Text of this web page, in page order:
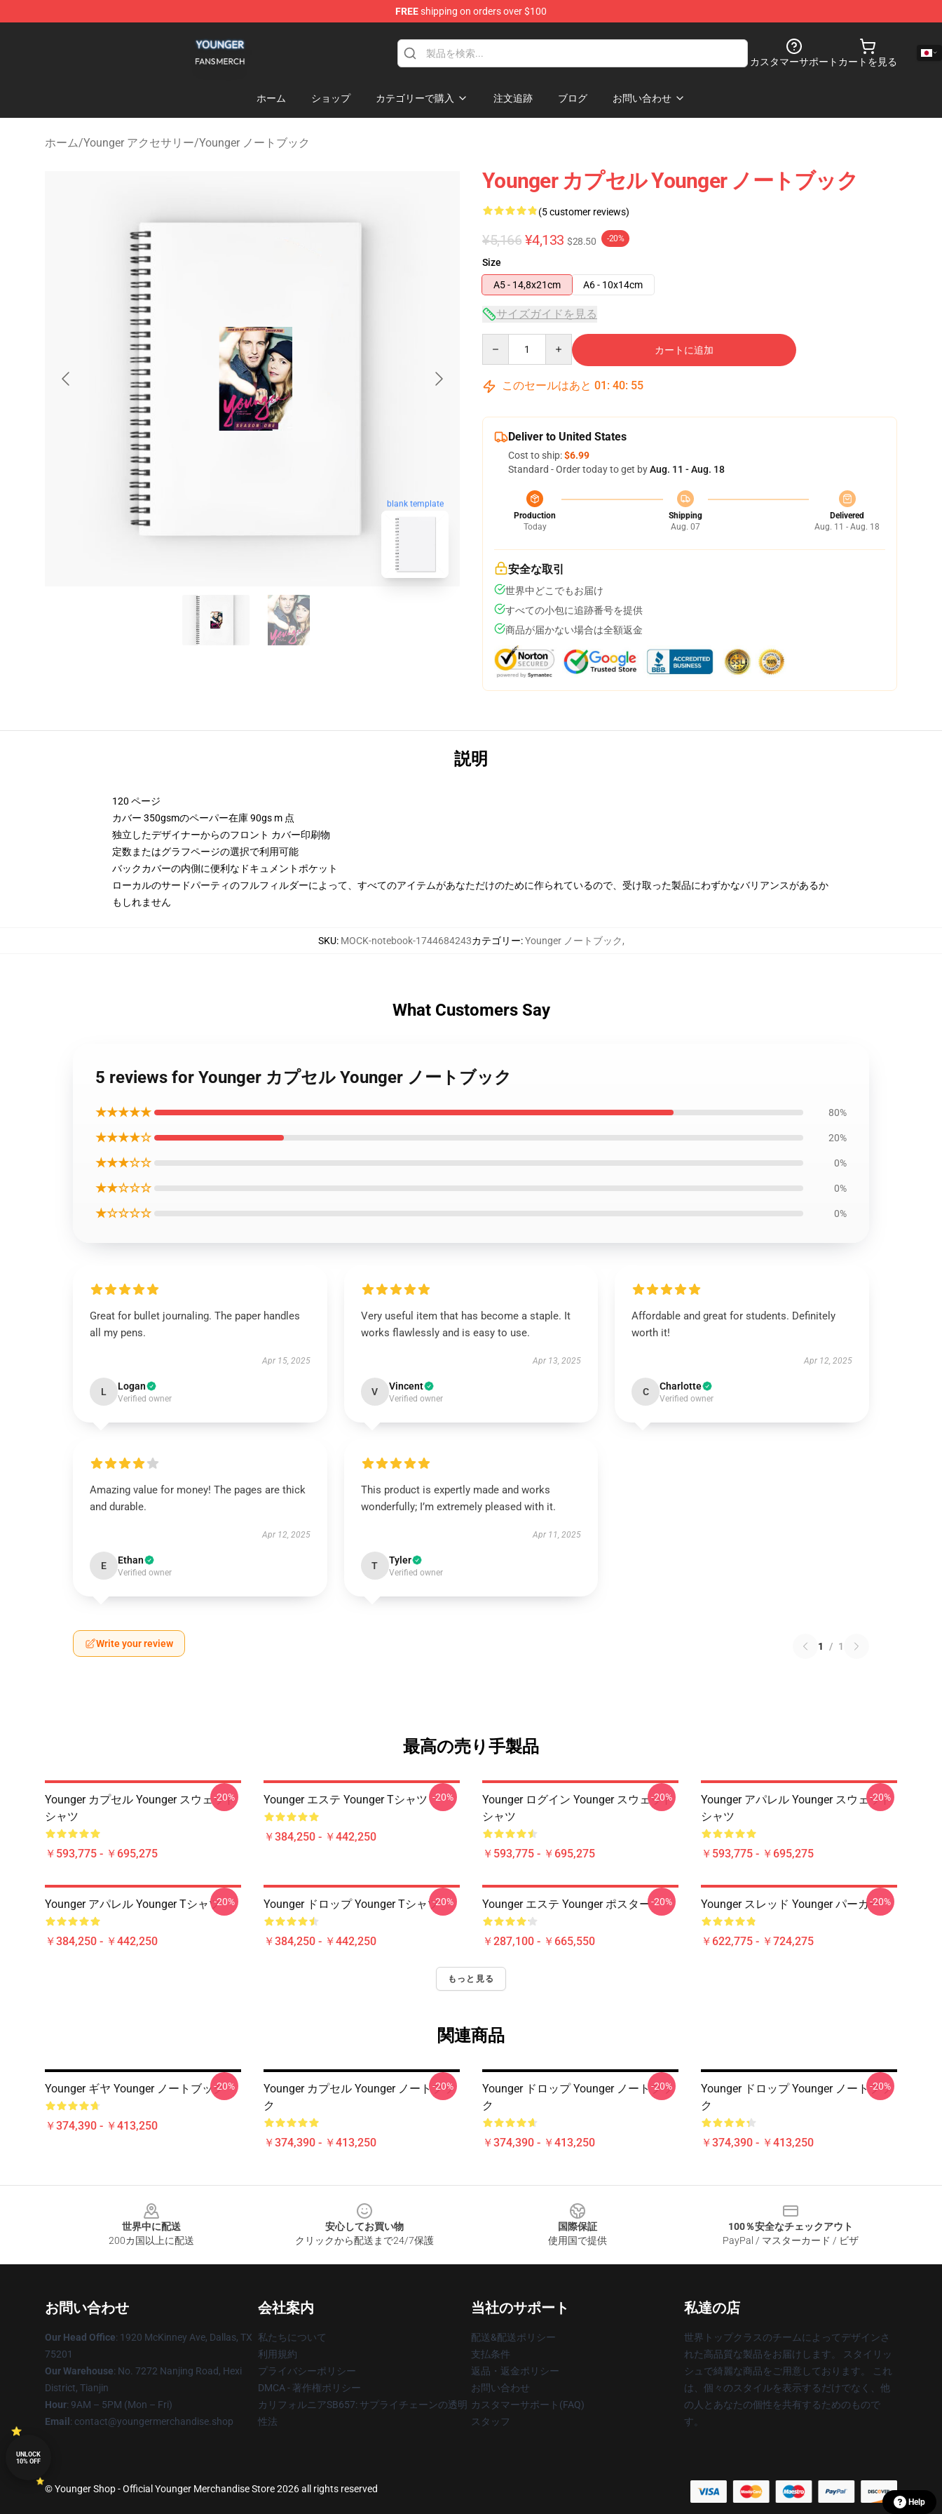
FREEshipping on orders over $100
カスタマーサポート カートを見る
ホーム ショップ カテゴリーで購入 注文追跡 ブログ お問い合わせ
ホーム/Younger アクセサリー/Younger ノートブック
blank template
Younger カプセル Younger ノートブック
(5 customer reviews)
¥5,166 ¥4,133 $28.50 -20%
Size
A5 - 14,8x21cm
A6 - 10x14cm
サイズガイドを見る
カートに追加
このセールはあと 01 : 40: 54
Deliver to United States
Cost to ship:$6.99
Standard - Order today to get byAug. 11 - Aug. 18
Production
Today
Shipping
Aug. 07
Delivered
Aug. 11 - Aug. 18
安全な取引
世界中どこでもお届け
すべての小包に追跡番号を提供
商品が届かない場合は全額返金
説明
120 ページ
カバー 350gsmのペーパー在庫 90gs m 点
独立したデザイナーからのフロント カバー印刷物
定数またはグラフページの選択で利用可能
バックカバーの内側に便利なドキュメントポケット
ローカルのサードパーティのフルフィルダーによって、すべてのアイテムがあなただけのために作られているので、受け取った製品にわずかなバリアンスがあるか
もしれません
SKU: MOCK-notebook-1744684243カテゴリー:Younger ノートブック,
What Customers Say
5 reviews for Younger カプセル Younger ノートブック
★★★★★ 80%
★★★★☆ 20%
★★★☆☆ 0%
★★☆☆☆ 0%
★☆☆☆☆ 0%
Great for bullet journaling. The paper handles
all my pens.
Apr 15, 2025
L Logan
Verified owner
Very useful item that has become a staple. It
works flawlessly and is easy to use.
Apr 13, 2025
V Vincent
Verified owner
Affordable and great for students. Definitely
worth it!
Apr 12, 2025
C Charlotte
Verified owner
Amazing value for money! The pages are thick
and durable.
Apr 12, 2025
E Ethan
Verified owner
This product is expertly made and works
wonderfully; I’m extremely pleased with it.
Apr 11, 2025
T Tyler
Verified owner
Write your review 1 / 1
最高の売り手製品
Younger カプセル Younger スウェット
シャツ
￥593,775 - ￥695,275
-20% Younger エステ Younger Tシャツ
￥384,250 - ￥442,250
-20%
Younger ログイン Younger スウェット
シャツ
￥593,775 - ￥695,275
-20%
Younger アパレル Younger スウェット
シャツ
￥593,775 - ￥695,275
-20%
Younger アパレル Younger Tシャツ
￥384,250 - ￥442,250
-20% Younger ドロップ Younger Tシャツ
￥384,250 - ￥442,250
-20% Younger エステ Younger ポスター
￥287,100 - ￥665,550
-20% Younger スレッド Younger パーカー
￥622,775 - ￥724,275
-20%
もっと見る
関連商品
Younger ギヤ Younger ノートブック
￥374,390 - ￥413,250
-20%
Younger カプセル Younger ノートブッ
ク
￥374,390 - ￥413,250
-20%
Younger ドロップ Younger ノートブッ
ク
￥374,390 - ￥413,250
-20%
Younger ドロップ Younger ノートブッ
ク
￥374,390 - ￥413,250
-20%
世界中に配送
200カ国以上に配送
安心してお買い物
クリックから配送まで24/7保護
国際保証
使用国で提供
100％安全なチェックアウト
PayPal / マスターカード / ビザ
お問い合わせ
Our Head Office: 1920 McKinney Ave, Dallas, TX
75201
Our Warehouse: No. 7272 Nanjing Road, Hexi
District, Tianjin
Hour: 9AM – 5PM (Mon – Fri)
Email : contact@youngermerchandise.shop
会社案内
私たちについて
利用規約
プライバシーポリシー
DMCA - 著作権ポリシー
カリフォルニアSB657: サプライチェーンの透明
性法
当社のサポート
配送&配送ポリシー
支払条件
返品・返金ポリシー
お問い合わせ
カスタマーサポート(FAQ)
スタッフ
私達の店
世界トップクラスのチームによってデザインさ
れた高品質な製品をお届けします。 スタイリッ
シュで綺麗な商品をご用意しております。 これ
は、個々のスタイルを表示するだけでなく、他
の人とあなたの個性を共有するためのもので
す。
© Younger Shop - Official Younger Merchandise Store 2026 all rights reserved
UNLOCK
10% OFF
Help